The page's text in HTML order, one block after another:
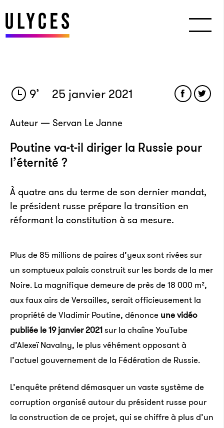
9’ 25 janvier 2021
Auteur — Servan Le Janne
Poutine va-t-il diriger la Russie pour
l’éternité ?
À quatre ans du terme de son dernier mandat,
le président russe prépare la transition en
réformant la constitution à sa mesure.
Plus de 85 millions de paires d’yeux sont rivées sur
un somptueux palais construit sur les bords de la mer
Noire. La magnifique demeure de près de 18 000 m²,
aux faux airs de Versailles, serait officieusement la
propriété de Vladimir Poutine, dénonce une vidéo
publiée le 19 janvier 2021sur la chaîne YouTube
d’Alexeï Navalny, le plus véhément opposant à
l’actuel gouvernement de la Fédération de Russie.
L’enquête prétend démasquer un vaste système de
corruption organisé autour du président russe pour
la construction de ce projet, qui se chiffre à plus d’un